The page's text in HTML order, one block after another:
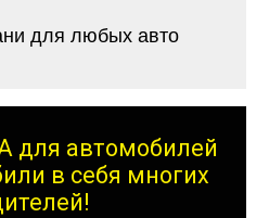
для автомобилей
в себя многих